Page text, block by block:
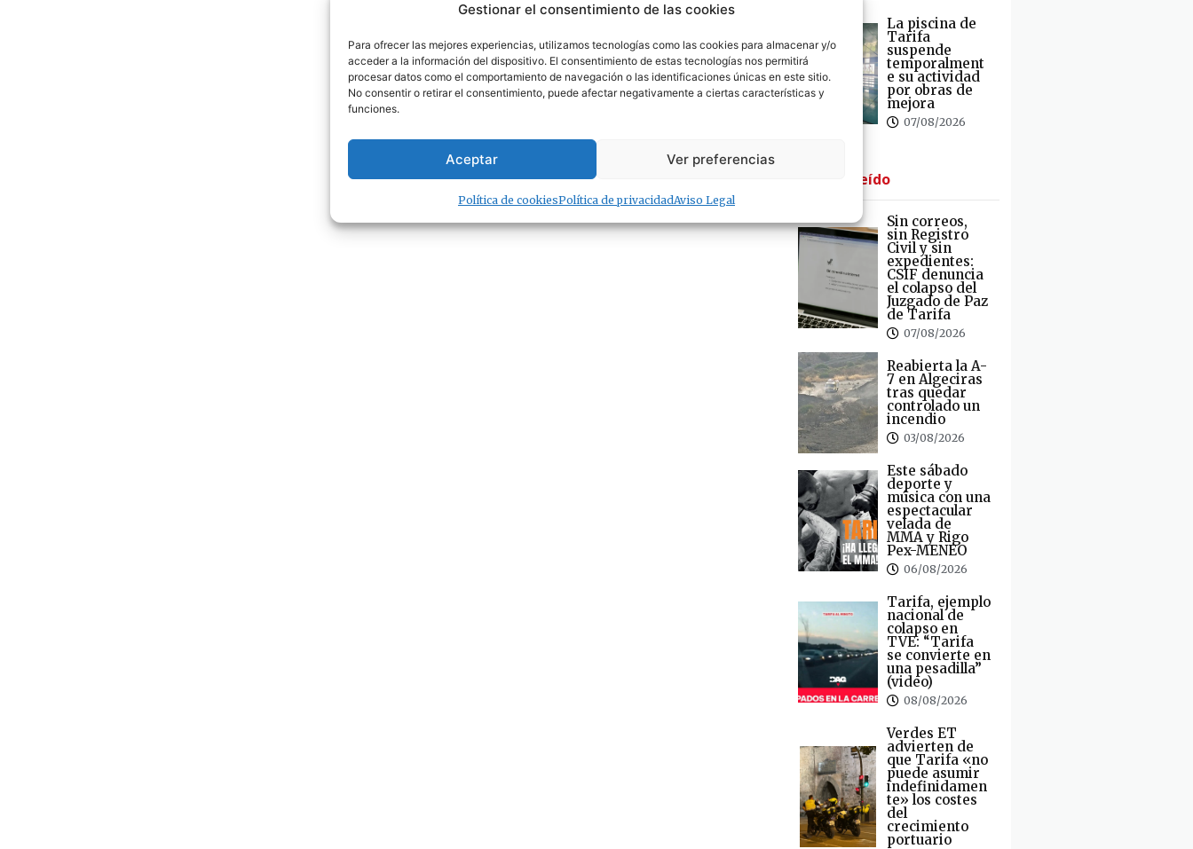
Gestionar el consentimiento de las cookies
Para ofrecer las mejores experiencias, utilizamos tecnologías como las cookies para almacenar y/o
acceder a la información del dispositivo. El consentimiento de estas tecnologías nos permitirá
procesar datos como el comportamiento de navegación o las identificaciones únicas en este sitio.
No consentir o retirar el consentimiento, puede afectar negativamente a ciertas características y
funciones.
Aceptar Ver preferencias
Política de cookiesPolítica de privacidadAviso Legal
La piscina de
Tarifa
suspende
temporalment
e su actividad
por obras de
mejora
07/08/2026
· Lo + Leído
Sin correos,
sin Registro
Civil y sin
expedientes:
CSIF denuncia
el colapso del
Juzgado de Paz
de Tarifa
07/08/2026
Reabierta la A-
7 en Algeciras
tras quedar
controlado un
incendio
03/08/2026
Este sábado
deporte y
música con una
espectacular
velada de
MMA y Rigo
Pex-MENEO
06/08/2026
Tarifa, ejemplo
nacional de
colapso en
TVE: “Tarifa
se convierte en
una pesadilla”
(video)
08/08/2026
Verdes ET
advierten de
que Tarifa «no
puede asumir
indefinidamen
te» los costes
del
crecimiento
portuario